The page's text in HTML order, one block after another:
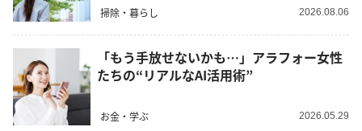
掃除・暮らし 2026.08.06
「もう手放せないかも…」アラフォー女性
たちの“リアルなAI活用術”
お金・学ぶ 2026.05.29